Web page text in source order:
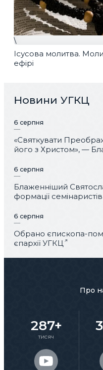
\
Ісусова молитва.
ефірі
Новини УГКЦ
6 серпня
«Святкувати
його з Христом», —
6 серпня
Блаженніший
формації
6 серпня
Обрано єпископа-
єпархії УГКЦ
Про
287+
тисяч